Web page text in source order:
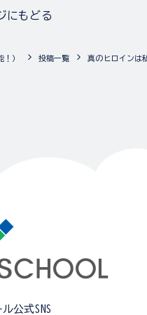
にもどる
） 投稿一覧 真のヒロインは
公式SNS